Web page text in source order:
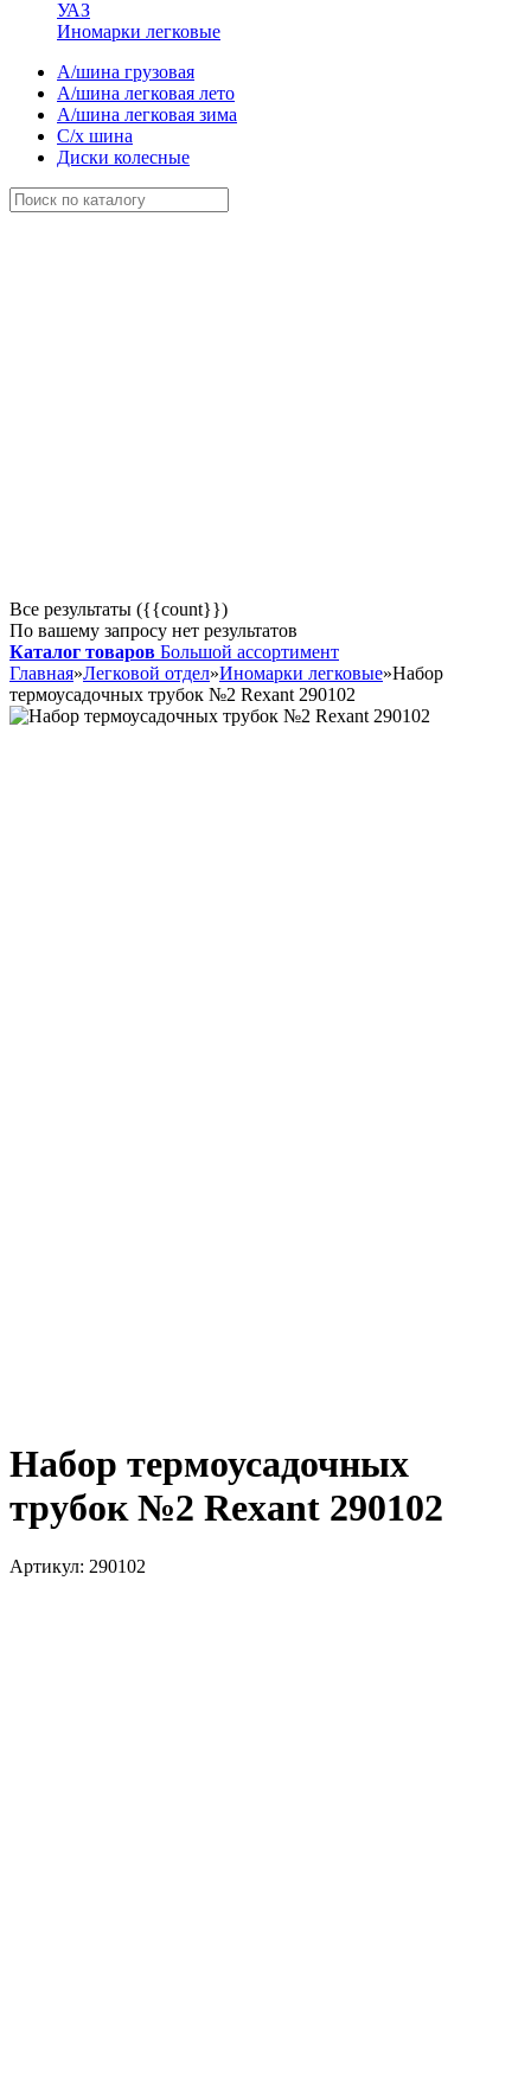
УАЗ
Иномарки легковые
А/шина грузовая
А/шина легковая лето
А/шина легковая зима
С/х шина
Диски колесные
Все результаты ({{count}})
По вашему запросу нет результатов
Каталог товаров Большой ассортимент
Главная»Легковой отдел»Иномарки легковые»Набор
термоусадочных трубок №2 Rexant 290102
Набор термоусадочных
трубок №2 Rexant 290102
Артикул: 290102